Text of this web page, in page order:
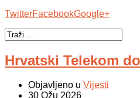
TwitterFacebookGoogle+
Hrvatski Telekom
Objavljeno u Vijesti
30 Ožu 2026